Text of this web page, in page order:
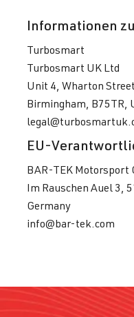
Informationen
Turbosmart
Turbosmart UK Ltd
Unit 4, Wharton
Birmingham, B75TR,
EU-
BAR-TEK Motorsport
Im Rauschen Auel 3,
Germany
info@bar-tek.com